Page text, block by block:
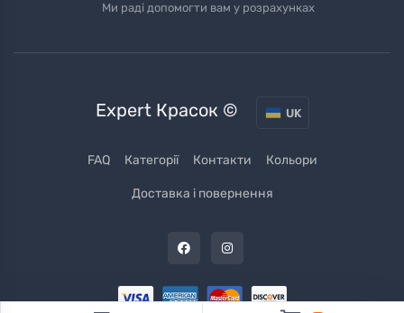
Ми раді допомогти вам у розрахунках
Expert Красок © UK
FAQ Категорії Контакти Кольори
Доставка і повернення